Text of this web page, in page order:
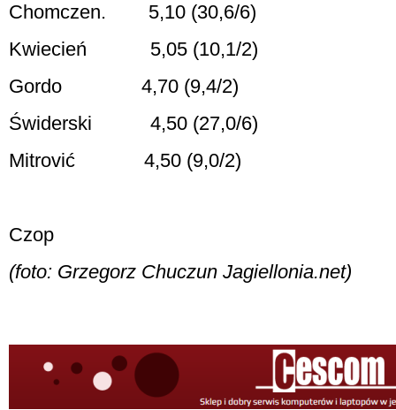
Chomczen.
5,10 (30,6/6)
Kwiecień
5,05 (10,1/2)
Gordo
4,70 (9,4/2)
Świderski
4,50 (27,0/6)
Mitrović
4,50 (9,0/2)
Czop
(foto: Grzegorz Chuczun Jagiellonia.net)